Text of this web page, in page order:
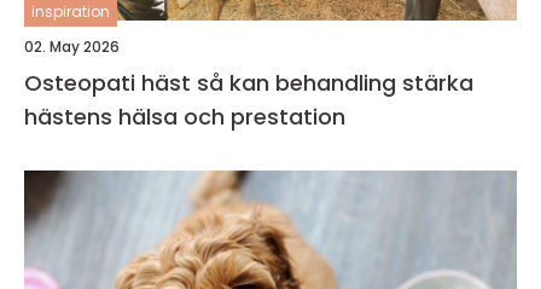
inspiration
02. May 2026
Osteopati häst så kan behandling stärka
hästens hälsa och prestation